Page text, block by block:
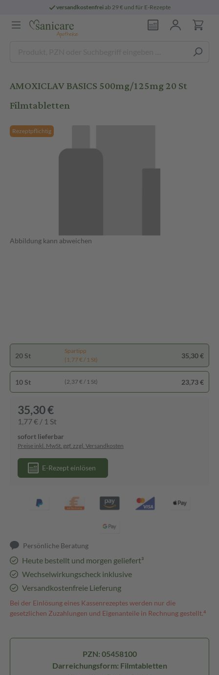
versandkostenfreiab 29 € und für E-Rezepte
AMOXICLAV BASICS 500mg/125mg 20 St
Filmtabletten
Rezeptpflichtig
Abbildung kann abweichen
20 St
Spartipp
(1,77 € / 1 St)
35,30 €
10 St (2,37 € / 1 St) 23,73 €
35,30 €
1,77 € / 1 St
sofort lieferbar
Preise inkl. MwSt. ggf. zzgl. Versandkosten
E-Rezept einlösen
Persönliche Beratung
Heute bestellt und morgen geliefert³
Wechselwirkungscheck inklusive
Versandkostenfreie Lieferung
Bei der Einlösung eines Kassenrezeptes werden nur die
gesetzlichen Zuzahlungen und Eigenanteile in Rechnung gestellt.⁴
PZN: 05458100
Darreichungsform: Filmtabletten